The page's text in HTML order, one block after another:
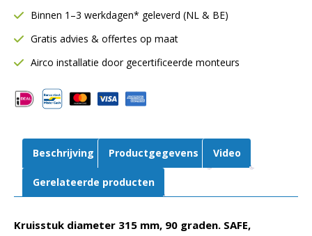
aftakking
315
mm
SAFE
|
graden
Rubberafdichting
Binnen 1–3 werkdagen* geleverd (NL & BE)
Gratis advies & offertes op maat
Airco installatie door gecertificeerde monteurs
Beschrijving Productgegevens Video
Gerelateerde producten
Kruisstuk diameter 315 mm, 90 graden. SAFE,